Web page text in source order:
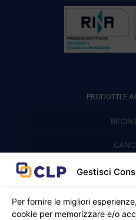
Gestisci
Per fornire le migliori
cookie per memorizzare e/o
PRODOTTI E
Cancelli
Cancelli in
Griglie